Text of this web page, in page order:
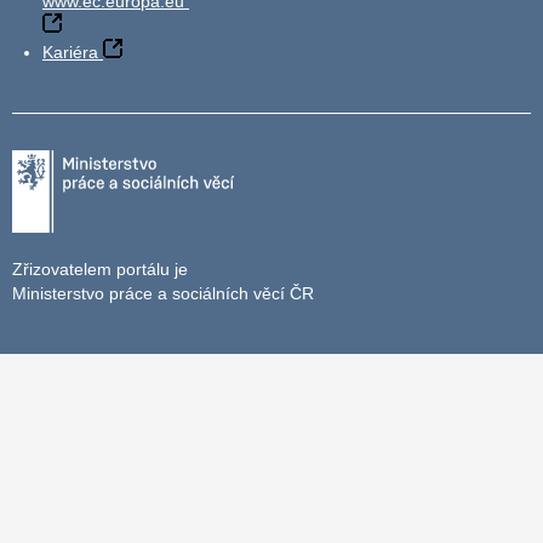
Kariéra
Zřizovatelem portálu je
Ministerstvo práce a sociálních věcí ČR